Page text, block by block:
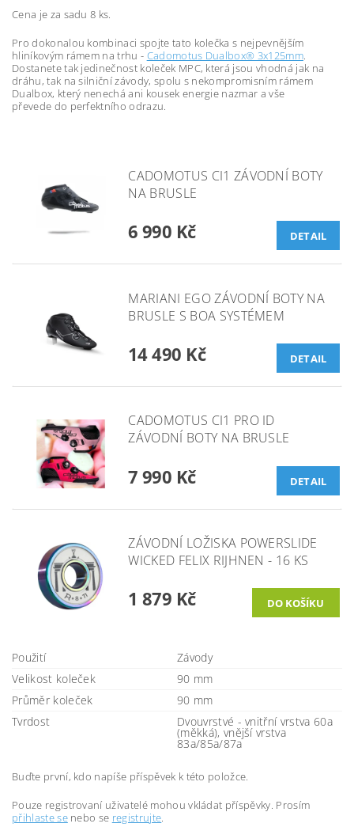
Cena je za sadu 8 ks.
Pro dokonalou kombinaci spojte tato kolečka s nejpevnějším
hliníkovým rámem na trhu - Cadomotus Dualbox® 3x125mm.
Dostanete tak jedinečnost koleček MPC, která jsou vhodná jak na
dráhu, tak na silniční závody, spolu s nekompromisním rámem
Dualbox, který nenechá ani kousek energie nazmar a vše
převede do perfektního odrazu.
CADOMOTUS CI1 ZÁVODNÍ BOTY
NA BRUSLE
6 990 Kč DETAIL
MARIANI EGO ZÁVODNÍ BOTY NA
BRUSLE S BOA SYSTÉMEM
14 490 Kč DETAIL
CADOMOTUS CI1 PRO ID
ZÁVODNÍ BOTY NA BRUSLE
7 990 Kč DETAIL
ZÁVODNÍ LOŽISKA POWERSLIDE
WICKED FELIX RIJHNEN - 16 KS
1 879 Kč
Použití
Závody
Velikost koleček
90 mm
Průměr koleček
90 mm
Tvrdost
Dvouvrstvé - vnitřní vrstva 60a
(měkká), vnější vrstva
83a/85a/87a
Buďte první, kdo napíše příspěvek k této položce.
Pouze registrovaní uživatelé mohou vkládat příspěvky. Prosím
přihlaste senebo se registrujte.